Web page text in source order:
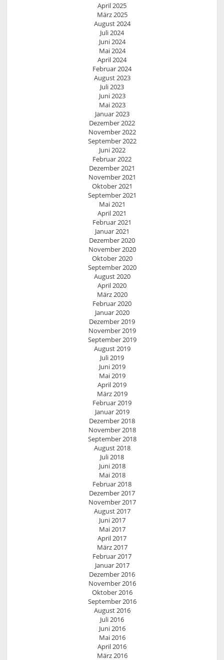
April 2025
März 2025
August 2024
Juli 2024
Juni 2024
Mai 2024
April 2024
Februar 2024
August 2023
Juli 2023
Juni 2023
Mai 2023
Januar 2023
Dezember 2022
November 2022
September 2022
Juni 2022
Februar 2022
Dezember 2021
November 2021
Oktober 2021
September 2021
Mai 2021
April 2021
Februar 2021
Januar 2021
Dezember 2020
November 2020
Oktober 2020
September 2020
August 2020
April 2020
März 2020
Februar 2020
Januar 2020
Dezember 2019
November 2019
September 2019
August 2019
Juli 2019
Juni 2019
Mai 2019
April 2019
März 2019
Februar 2019
Januar 2019
Dezember 2018
November 2018
September 2018
August 2018
Juli 2018
Juni 2018
Mai 2018
Februar 2018
Dezember 2017
November 2017
August 2017
Juni 2017
Mai 2017
April 2017
März 2017
Februar 2017
Januar 2017
Dezember 2016
November 2016
Oktober 2016
September 2016
August 2016
Juli 2016
Juni 2016
Mai 2016
April 2016
März 2016